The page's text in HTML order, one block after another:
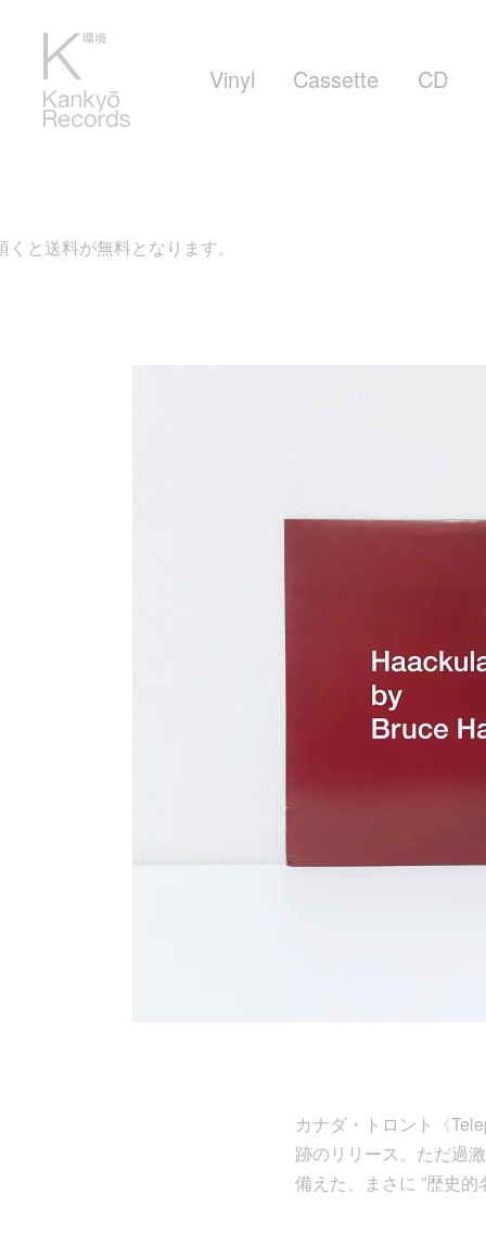
Vinyl Cassette CD
ます。
カナダ・トロント〈
跡のリリース。ただ過
備えた、まさに ”歴史的